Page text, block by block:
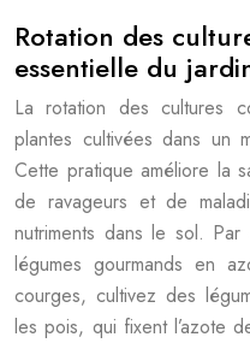
Rotation des
essentielle du
La rotation des cultures
plantes cultivées dans un
Cette pratique améliore la
de ravageurs et de
nutriments dans le sol.
légumes gourmands en
courges, cultivez des
les pois, qui fixent l’azote